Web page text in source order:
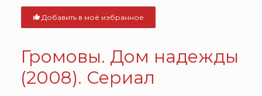
Добавить в моё избранное
Громовы. Дом надежды
(2008). Сериал